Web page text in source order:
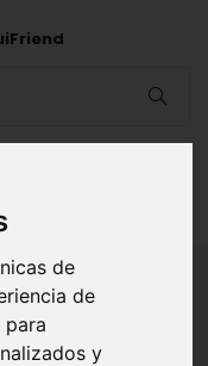
de
de
para
y